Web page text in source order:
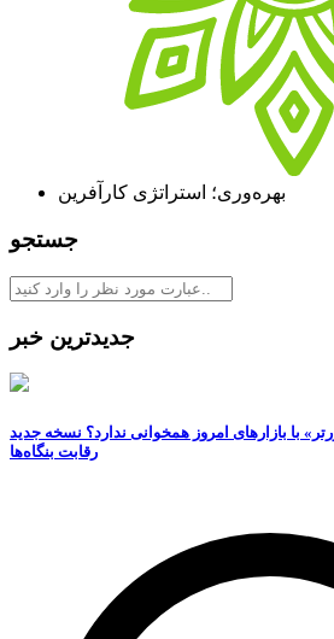
بهره‌وری؛ استراتژی کارآفرین
جستجو
جدیدترین خبر
با بازارهای امروز همخوانی ندارد؟ نسخه جدید
رقابت‌ بنگاه‌ها